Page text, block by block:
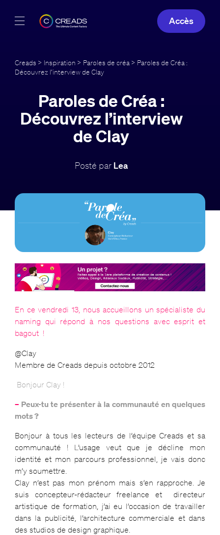
Offres
À propos
Guide
Accès
Creads > Inspiration > Paroles de créa> Paroles de Créa :
Découvrez l’interview de Clay
Paroles de Créa :
Découvrez l’interview
de Clay
Posté par Lea
En ce vendredi 13, nous accueillons un spécialiste du
naming qui répond à nos questions avec esprit et
bagout !
@Clay
Membre de Creads depuis octobre 2012
Bonjour Clay !
– Peux-tu te présenter à la communauté en quelques
mots ?
Bonjour à tous les lecteurs de l’équipe Creads et sa
communauté ! L’usage veut que je décline mon
identité et mon parcours professionnel, je vais donc
m’y soumettre.
Clay n’est pas mon prénom mais s’en rapproche. Je
suis concepteur-rédacteur freelance et directeur
artistique de formation, j’ai eu l’occasion de travailler
dans la publicité, l’architecture commerciale et dans
des studios de design graphique.